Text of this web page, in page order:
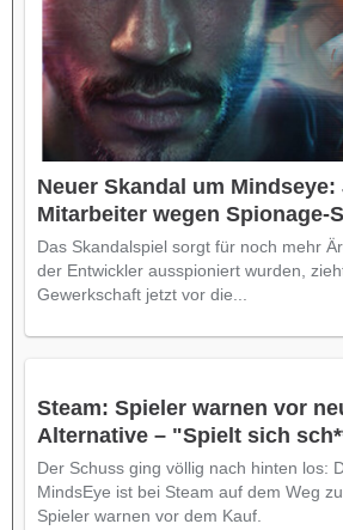
Neuer Skandal um Mindseye:
Mitarbeiter wegen Spionage-
rechtlich gegen das Studio
Das Skandalspiel sorgt für noch mehr
der Entwickler ausspioniert wurden,
Gewerkschaft jetzt vor die...
Steam: Spieler warnen vor
Alternative – "Spielt sich
Der Schuss ging völlig nach hinten los:
MindsEye ist bei Steam auf dem Weg
Spieler warnen vor dem Kauf.